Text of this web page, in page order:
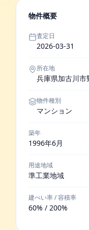
物件概要
査定日
2026-03-31
所在地
兵庫県加古川市
物件種別
マンション
築年
1996年6月
用途地域
準工業地域
建ぺい率 / 容積率
60% / 200%